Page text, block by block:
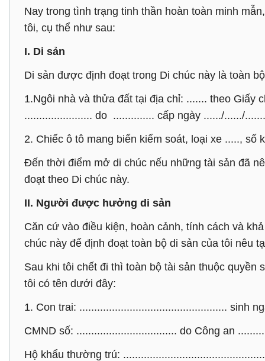
Nay trong tình trạng tinh thần hoàn toàn minh
tôi, cụ thể như sau:
I. Di sản
Di sản được định đoạt trong Di chúc này là toàn
1.Ngôi nhà và thửa đất tại địa chỉ: ....... theo
....................... do .............. cấp ngày ....../....../
2. Chiếc ô tô mang biển kiểm soát, loại xe .....,
Đến thời điểm mở di chúc nếu những tài sản đã
đoạt theo Di chúc này.
II. Người được hưởng di sản
Căn cứ vào điều kiện, hoàn cảnh, tính cách và
chúc này để định đoạt toàn bộ di sản của tôi nêu
Sau khi tôi chết đi thì toàn bộ tài sản thuộc
tôi có tên dưới đây:
1. Con trai: .................................................. sinh
CMND số: .................................. do Công an
Hộ khẩu thường trú: